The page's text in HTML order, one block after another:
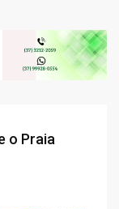
o Praia